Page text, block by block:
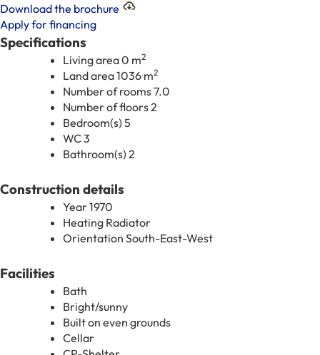
Download the brochure
Apply for financing
Specifications
Living area0 m2
Land area1036 m2
Number of rooms7.0
Number of floors2
Bedroom(s) 5
WC3
Bathroom(s) 2
Construction details
Year1970
Heating Radiator
Orientation South-East-West
Facilities
Bath
Bright/sunny
Built on even grounds
Cellar